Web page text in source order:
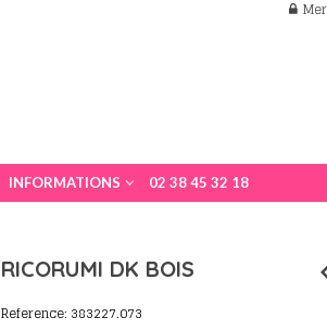
INFORMATIONS 02 38 45 32 18
RICORUMI DK BOIS
Reference: 383227.073